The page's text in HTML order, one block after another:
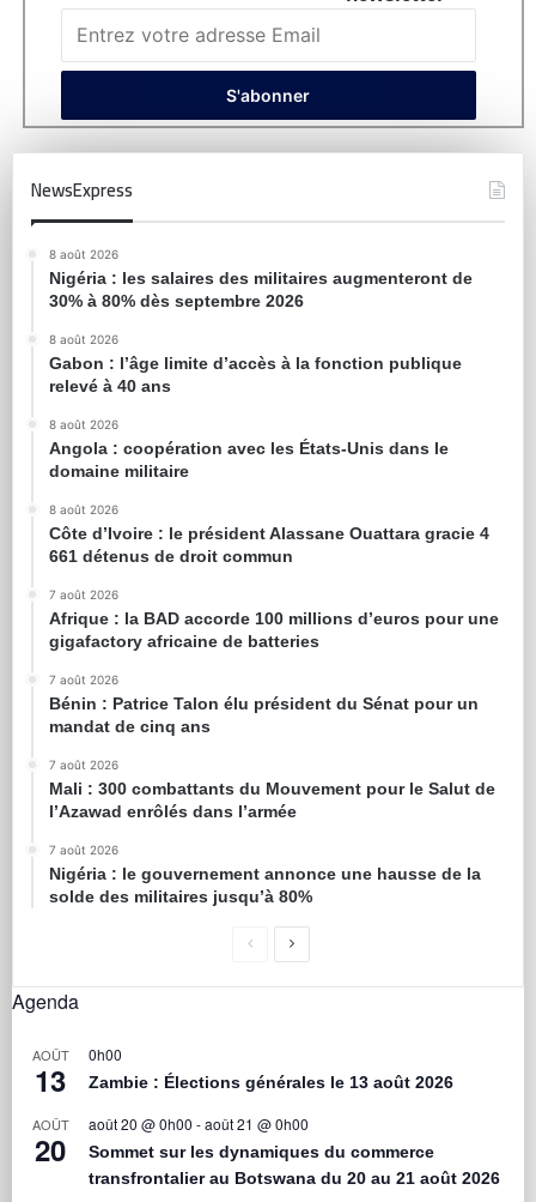
NewsExpress
8 août 2026
Nigéria : les salaires des militaires augmenteront de
30% à 80% dès septembre 2026
8 août 2026
Gabon : l’âge limite d’accès à la fonction publique
relevé à 40 ans
8 août 2026
Angola : coopération avec les États-Unis dans le
domaine militaire
8 août 2026
Côte d’Ivoire : le président Alassane Ouattara gracie 4
661 détenus de droit commun
7 août 2026
Afrique : la BAD accorde 100 millions d’euros pour une
gigafactory africaine de batteries
7 août 2026
Bénin : Patrice Talon élu président du Sénat pour un
mandat de cinq ans
7 août 2026
Mali : 300 combattants du Mouvement pour le Salut de
l’Azawad enrôlés dans l’armée
7 août 2026
Nigéria : le gouvernement annonce une hausse de la
solde des militaires jusqu’à 80%
Agenda
AOÛT
13
0h00
Zambie : Élections générales le 13 août 2026
AOÛT
20
août 20 @ 0h00 -août 21 @ 0h00
Sommet sur les dynamiques du commerce
transfrontalier au Botswana du 20 au 21 août 2026